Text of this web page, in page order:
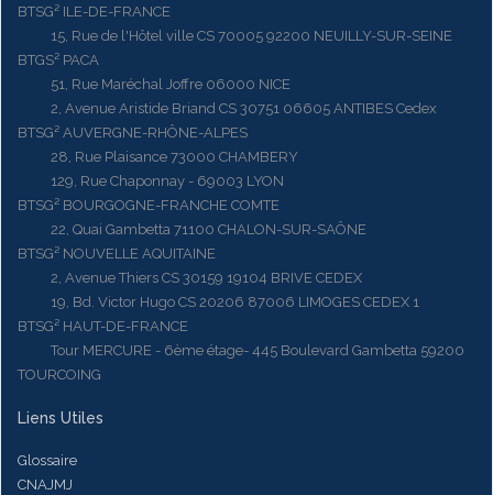
BTSG² ILE-DE-FRANCE
15, Rue de l'Hôtel ville CS 70005 92200 NEUILLY-SUR-SEINE
BTGS² PACA
51, Rue Maréchal Joffre 06000 NICE
2, Avenue Aristide Briand CS 30751 06605 ANTIBES Cedex
BTSG² AUVERGNE-RHÔNE-ALPES
28, Rue Plaisance 73000 CHAMBERY
129, Rue Chaponnay - 69003 LYON
BTSG² BOURGOGNE-FRANCHE COMTE
22, Quai Gambetta 71100 CHALON-SUR-SAÔNE
BTSG² NOUVELLE AQUITAINE
2, Avenue Thiers CS 30159 19104 BRIVE CEDEX
19, Bd. Victor Hugo CS 20206 87006 LIMOGES CEDEX 1
BTSG² HAUT-DE-FRANCE
Tour MERCURE - 6ème étage- 445 Boulevard Gambetta 59200
TOURCOING
Liens Utiles
Glossaire
CNAJMJ